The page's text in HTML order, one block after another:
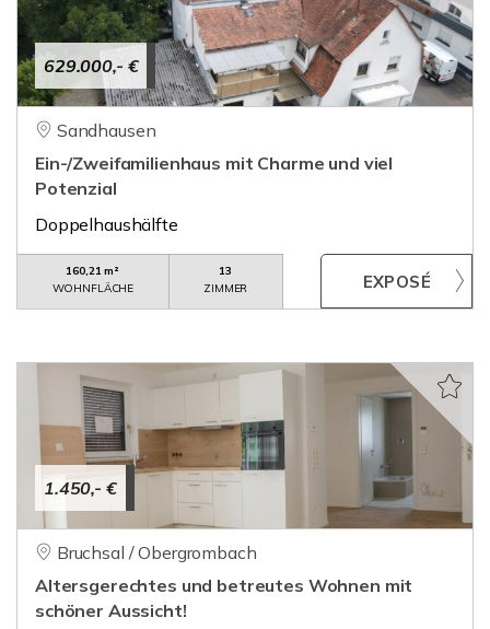
629.000,- €
Sandhausen
Ein-/Zweifamilienhaus mit Charme und viel
Potenzial
Doppelhaushälfte
160,21 m²
WOHNFLÄCHE
13
ZIMMER
1.450,- €
Bruchsal / Obergrombach
Altersgerechtes und betreutes Wohnen mit
schöner Aussicht!